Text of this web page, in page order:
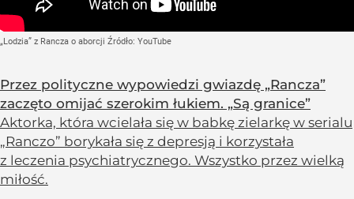
„Lodzia” z Rancza o aborcji Źródło: YouTube
Przez polityczne wypowiedzi gwiazdę „Rancza”
zaczęto omijać szerokim łukiem. „Są granice”
Aktorka, która wcielała się w babkę zielarkę w serialu
„Ranczo” borykała się z depresją i korzystała
z leczenia psychiatrycznego. Wszystko przez wielką
miłość.